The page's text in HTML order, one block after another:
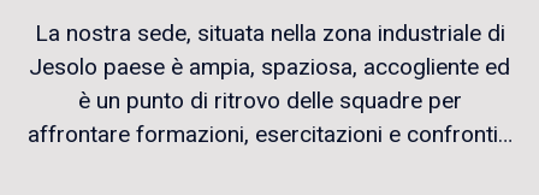
La nostra sede, situata nella zona industriale di
Jesolo paese è ampia, spaziosa, accogliente ed
è un punto di ritrovo delle squadre per
affrontare formazioni, esercitazioni e confronti…